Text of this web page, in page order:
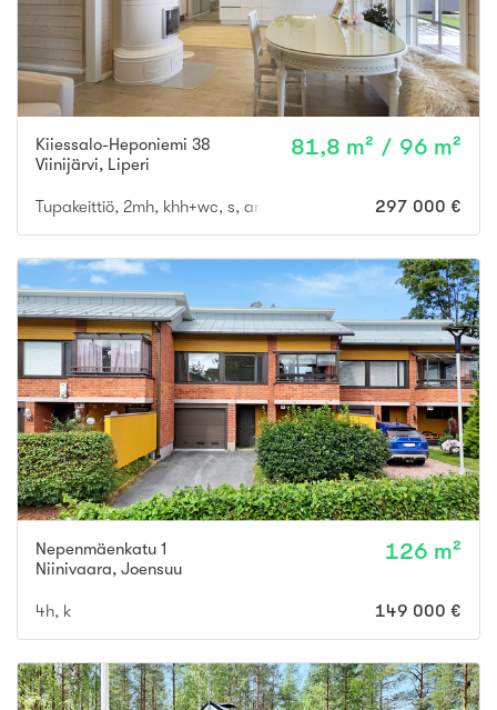
Kiiessalo-Heponiemi 38
Viinijärvi, Liperi
81,8 m² / 96 m²
Tupakeittiö, 2mh, khh+wc, s, arkieteinen/tekn. tila,297 000 €
Nepenmäenkatu 1
Niinivaara, Joensuu
126 m²
4h, k 149 000 €